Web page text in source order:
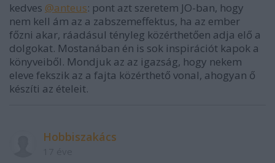
kedves @anteus: pont azt szeretem JO-ban, hogy
nem kell ám az a zabszemeffektus, ha az ember
főzni akar, ráadásul tényleg közérthetően adja elő a
dolgokat. Mostanában én is sok inspirációt kapok a
könyveiből. Mondjuk az az igazság, hogy nekem
eleve fekszik az a fajta közérthető vonal, ahogyan ő
készíti az ételeit.
Hobbiszakács